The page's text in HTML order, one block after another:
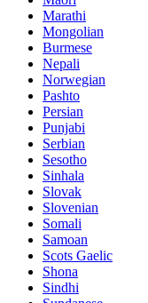
Marathi
Mongolian
Burmese
Nepali
Norwegian
Pashto
Persian
Punjabi
Serbian
Sesotho
Sinhala
Slovak
Slovenian
Somali
Samoan
Scots Gaelic
Shona
Sindhi